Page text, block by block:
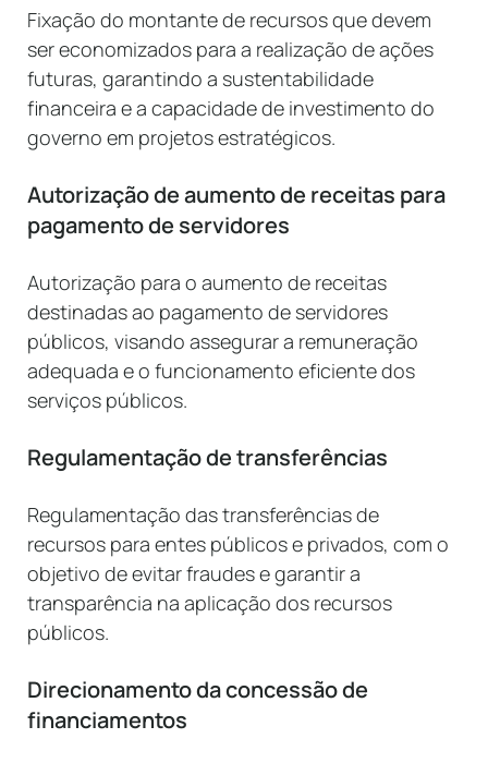
Fixação do montante de recursos que devem
ser economizados para a realização de ações
futuras, garantindo a sustentabilidade
financeira e a capacidade de investimento do
governo em projetos estratégicos.
Autorização de aumento de receitas para
pagamento de servidores
Autorização para o aumento de receitas
destinadas ao pagamento de servidores
públicos, visando assegurar a remuneração
adequada e o funcionamento eficiente dos
serviços públicos.
Regulamentação de transferências
Regulamentação das transferências de
recursos para entes públicos e privados, com o
objetivo de evitar fraudes e garantir a
transparência na aplicação dos recursos
públicos.
Direcionamento da concessão de
financiamentos